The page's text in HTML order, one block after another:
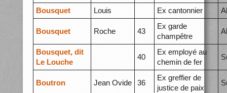
Bousquet Louis Ex cantonnier
Bousquet Roche 43
Ex garde
champêtre
Bousquet, dit
Le Louche
40
Ex employé au
chemin de fer
Boutron Jean Ovide 36
Ex greffier de
justice de paix